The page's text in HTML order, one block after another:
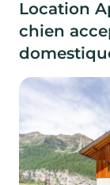
Location
chien